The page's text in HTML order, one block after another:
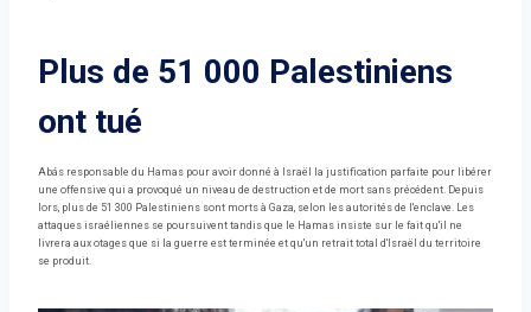
Plus de 51 000 Palestiniens
ont tué
Abás responsable du Hamas pour avoir donné à Israël la justification parfaite pour libérer
une offensive qui a provoqué un niveau de destruction et de mort sans précédent. Depuis
lors, plus de 51 300 Palestiniens sont morts à Gaza, selon les autorités de l'enclave. Les
attaques israéliennes se poursuivent tandis que le Hamas insiste sur le fait qu'il ne
livrera aux otages que si la guerre est terminée et qu'un retrait total d'Israël du territoire
se produit.